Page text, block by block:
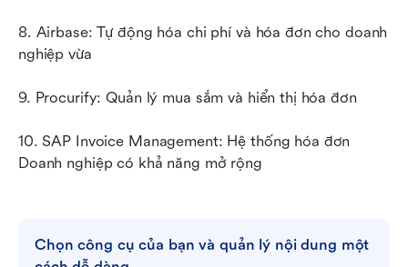
8. Airbase: Tự động hóa chi phí và hóa đơn cho doanh
nghiệp vừa
9. Procurify: Quản lý mua sắm và hiển thị hóa đơn
10. SAP Invoice Management: Hệ thống hóa đơn
Doanh nghiệp có khả năng mở rộng
Chọn công cụ của bạn và quản lý nội dung một